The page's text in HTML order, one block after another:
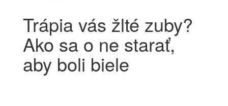
Trápia vás žlté zuby?
Ako sa o ne starať,
aby boli biele